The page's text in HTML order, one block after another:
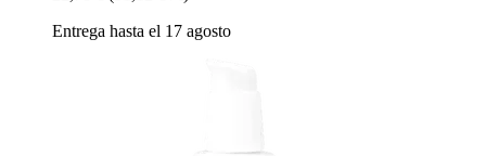
Entrega hasta el 17 agosto